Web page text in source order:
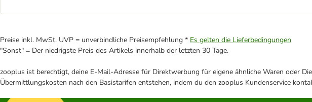
Preise inkl. MwSt. UVP = unverbindliche Preisempfehlung * Es gelten die Lieferbedingungen
"Sonst" = Der niedrigste Preis des Artikels innerhalb der letzten 30 Tage.
zooplus ist berechtigt, deine E-Mail-Adresse für Direktwerbung für eigene ähnliche Waren oder
Übermittlungskosten nach den Basistarifen entstehen, indem du den zooplus Kundenservice